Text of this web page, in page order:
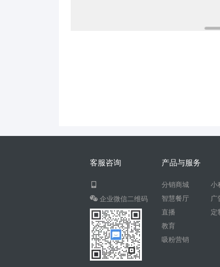
客服咨询
企业微信二维码
产品与服务
分销商城
智慧餐厅
直播
教育
吸粉营销
小
广
定